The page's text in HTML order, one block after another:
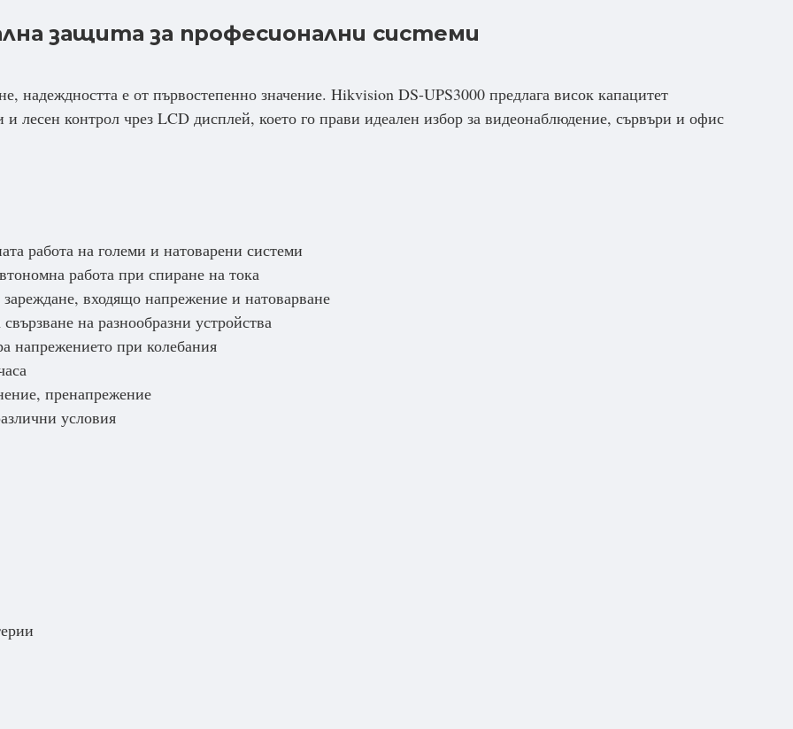
защита за професионални системи
надеждността е от първостепенно значение. Hikvision DS-UPS3000 предлага висок капацитет
лесен контрол чрез LCD дисплей, което го прави идеален избор за видеонаблюдение, сървъри и офис
работа на големи и натоварени системи
работа при спиране на тока
входящо напрежение и натоварване
на разнообразни устройства
напрежението при колебания
пренапрежение
условия